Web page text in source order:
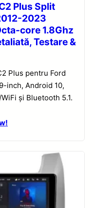
Plus Split
2023
core 1.8Ghz
Testare &
Plus pentru Ford
inch, Android 10,
și Bluetooth 5.1.